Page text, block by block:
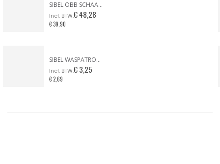
SIBEL OBB SCHAAR OFFSET FROSTED BRIGHTS LILAC LIMITED EDITION
€ 48,28
€ 39,90
SIBEL WASPATROON BREDE KOP GEZICHT & LICHAAM
€ 3,25
€ 2,69